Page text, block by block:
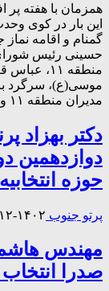
همزمان با هفته
این بار در کوی
گمنام و اقامه
حسینی رئیس شورای
منطقه
مدیران منطقه ۱۱ و اهالی محترم این کوی برگزار شد. […]
دکتر بهزاد
دوازدهمین
حوزه
پرتو جنوب ۱۴۰۲-۱۲-۰۸
مهندس هاشم
صدرا